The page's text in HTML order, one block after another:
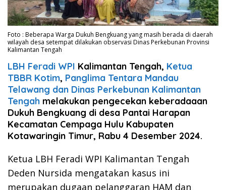
Foto : Beberapa Warga Dukuh Bengkuang yang masih berada di daerah
wilayah desa setempat dilakukan observasi Dinas Perkebunan Provinsi
Kalimantan Tengah
LBH Feradi WPI Kalimantan Tengah, Ketua
TBBR Kotim, Panglima Tentara Mandau
Telawang dan Dinas Perkebunan Kalimantan
Tengah melakukan pengecekan keberadaaan
Dukuh Bengkuang di desa Pantai Harapan
Kecamatan Cempaga Hulu Kabupaten
Kotawaringin Timur, Rabu 4 Desember 2024.
Ketua LBH Feradi WPI Kalimantan Tengah
Deden Nursida mengatakan kasus ini
merupakan dugaan pelanggaran HAM dan